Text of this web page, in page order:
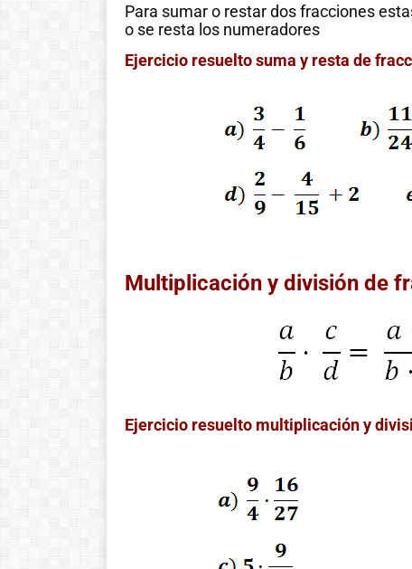
Para sumar o restar dos fracciones
o se resta los numeradores
Ejercicio resuelto suma y resta de
Multiplicación y división de
Ejercicio resuelto multiplicación y
Historia de las
matemáticas:
Del cero al
infinito
!Esto es la full! Notición
ya se puede adquirir
nuestro libro Historia de
las matemáticas de cero
manera online
Ver libro